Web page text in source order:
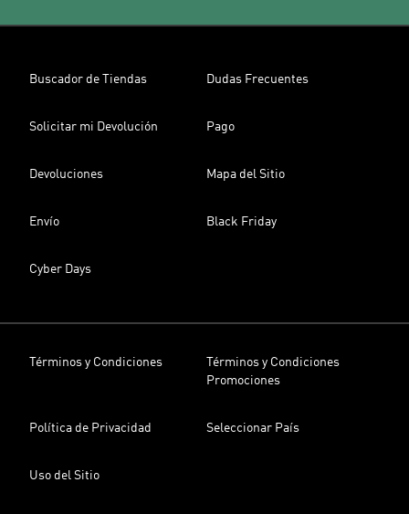
Buscador de Tiendas Dudas Frecuentes
Solicitar mi Devolución Pago
Devoluciones Mapa del Sitio
Envío Black Friday
Cyber Days
Términos y Condiciones
Términos y Condiciones
Promociones
Política de Privacidad Seleccionar País
Uso del Sitio